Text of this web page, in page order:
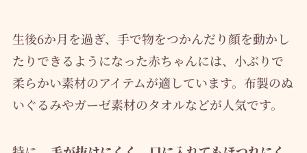
生後6か月を過ぎ、手で物をつかんだり顔を動かし
たりできるようになった赤ちゃんには、小ぶりで
柔らかい素材のアイテムが適しています。布製のぬ
いぐるみやガーゼ素材のタオルなどが人気です。